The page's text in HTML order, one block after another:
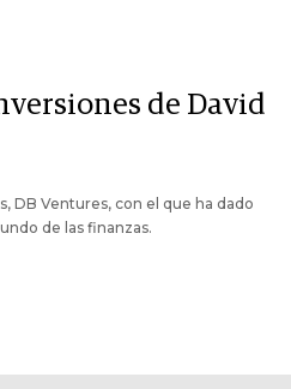
de David
DB Ventures, con el que ha dado
de las finanzas.